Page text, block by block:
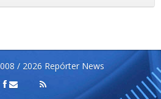
/ 2026 Repórter News